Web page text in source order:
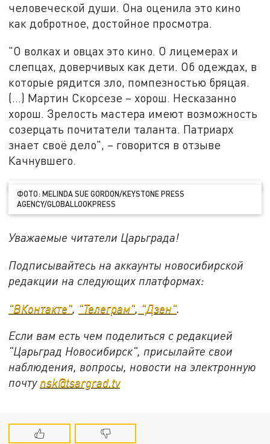
человеческой души. Она оценила это кино
как добротное, достойное просмотра.
"О волках и овцах это кино. О лицемерах и
слепцах, доверчивых как дети. Об одеждах, в
которые рядится зло, помпезностью бряцая.
(…) Мартин Скорсезе – хорош. Несказанно
хорош. Зрелость мастера имеют возможность
созерцать почитатели таланта. Патриарх
знает своё дело", – говорится в отзыве
Качнувшего.
ФОТО: MELINDA SUE GORDON/KEYSTONE PRESS
AGENCY/GLOBALLOOKPRESS
Уважаемые читатели Царьграда!
Подписывайтесь на аккаунты новосибирской
редакции на следующих платформах:
"ВКонтакте", "Телеграм", "Дзен".
Если вам есть чем поделиться с редакцией
"Царьград Новосибирск", присылайте свои
наблюдения, вопросы, новости на электронную
почту nsk@tsargrad.tv